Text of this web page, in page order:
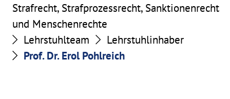
Strafrecht, Strafprozessrecht, Sanktionenrecht
und Menschenrechte
Lehrstuhlteam
Lehrstuhlinhaber
Prof. Dr. Erol Pohlreich